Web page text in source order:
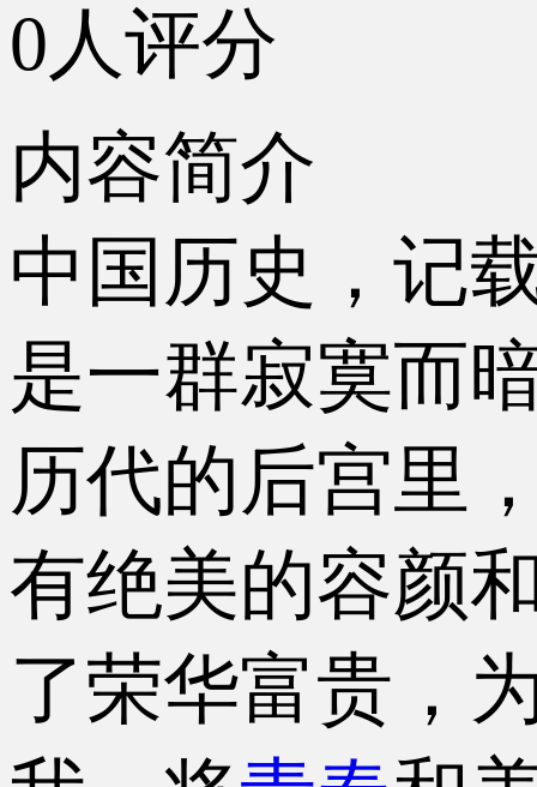
0人评分
内容简介
中国历史，记
是一群寂寞而
历代的后宫里
有绝美的容颜
了荣华富贵，